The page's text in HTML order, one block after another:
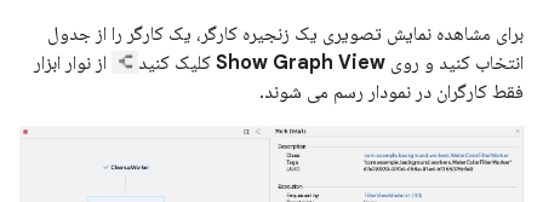
برای مشاهده نمایش تصویری یک زنجیره کارگر، یک کارگر را از جدول
انتخاب کنید و روی Show Graph View کلیک کنید
از نوار ابزار
فقط کارگران در نمودار رسم می شوند.